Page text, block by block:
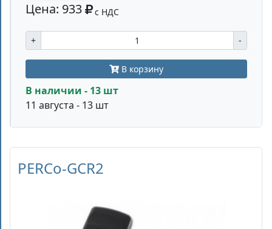
Цена: 933 с НДС
+ -
В корзину
В наличии - 13 шт
11 августа - 13 шт
PERCo-GCR2